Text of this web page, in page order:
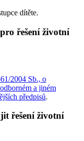
dítěte.
řešení životní
2004 Sb., o
a jiném
předpisů.
řešení životní